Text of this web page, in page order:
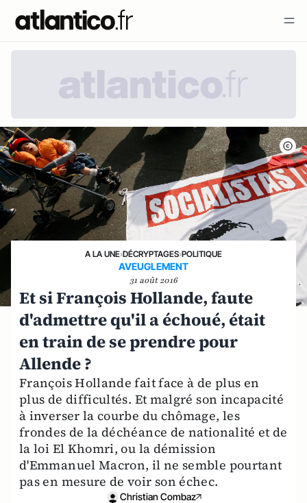
A LA UNE›DÉCRYPTAGES›POLITIQUE
AVEUGLEMENT
31 août 2016
Et si François Hollande, faute
d'admettre qu'il a échoué, était
en train de se prendre pour
Allende ?
François Hollande fait face à de plus en
plus de difficultés. Et malgré son incapacité
à inverser la courbe du chômage, les
frondes de la déchéance de nationalité et de
la loi El Khomri, ou la démission
d'Emmanuel Macron, il ne semble pourtant
pas en mesure de voir son échec.
Christian Combaz